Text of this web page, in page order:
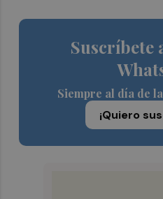
Suscríbete
Siempre al día de
¡Quiero